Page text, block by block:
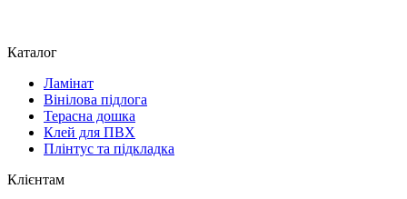
Каталог
Ламінат
Вінілова підлога
Терасна дошка
Клей для ПВХ
Плінтус та підкладка
Клієнтам